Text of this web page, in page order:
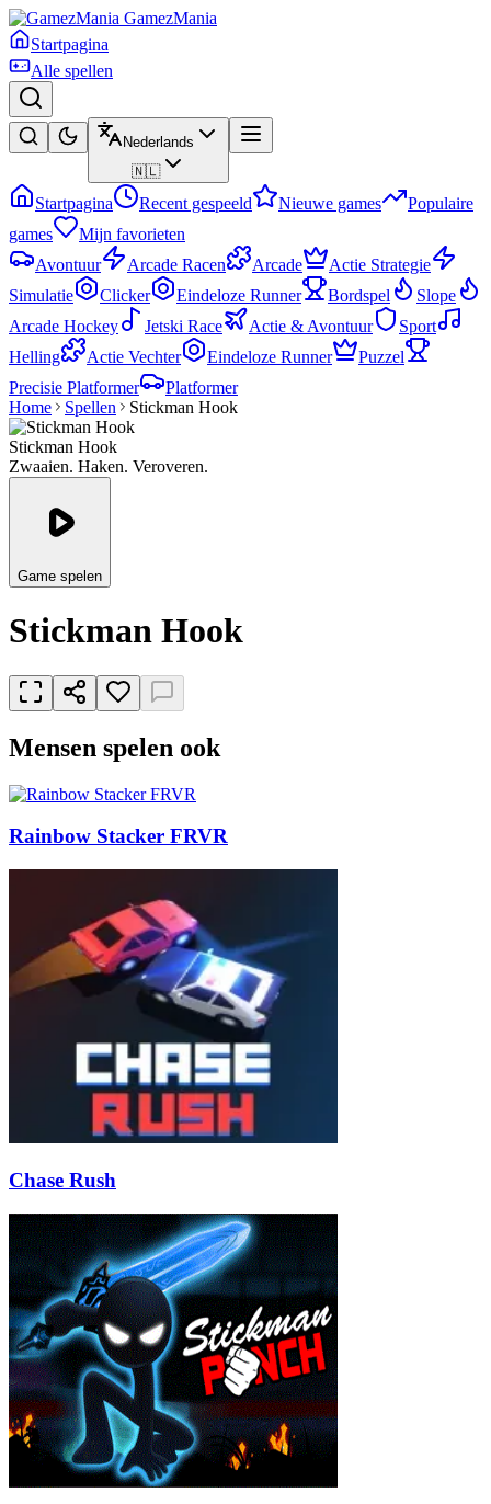
GamezMania
Startpagina
Alle spellen
Nederlands
🇳🇱
Startpagina Recent gespeeld Nieuwe games
Populaire
games
Mijn favorieten
Avontuur
Arcade Racen Arcade
Actie Strategie
Simulatie
Clicker Eindeloze Runner Bordspel
Slope
Arcade Hockey
Jetski Race Actie & Avontuur
Sport
Helling
Actie Vechter Eindeloze Runner
Puzzel
Precisie Platformer
Platformer
Home
Spellen Stickman Hook
Stickman Hook
Zwaaien. Haken. Veroveren.
Game spelen
Stickman Hook
Mensen spelen ook
Rainbow Stacker FRVR
Chase Rush